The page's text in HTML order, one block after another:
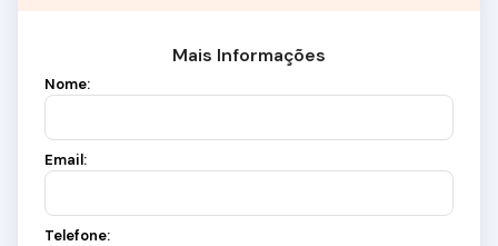
Mais Informações
Nome:
Email:
Telefone: